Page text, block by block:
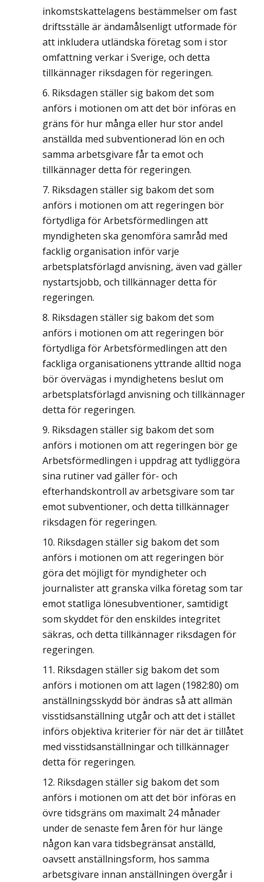
inkomstskattelagens bestämmelser om fast
driftsställe är ändamålsenligt utformade för
att inkludera utländska företag som i stor
omfattning verkar i Sverige, och detta
tillkännager riksdagen för regeringen.
Riksdagen ställer sig bakom det som
anförs i motionen om att det bör införas en
gräns för hur många eller hur stor andel
anställda med subventionerad lön en och
samma arbetsgivare får ta emot och
tillkännager detta för regeringen.
Riksdagen ställer sig bakom det som
anförs i motionen om att regeringen bör
förtydliga för Arbetsförmedlingen att
myndigheten ska genomföra samråd med
facklig organisation inför varje
arbetsplatsförlagd anvisning, även vad gäller
nystartsjobb, och tillkännager detta för
regeringen.
Riksdagen ställer sig bakom det som
anförs i motionen om att regeringen bör
förtydliga för Arbetsförmedlingen att den
fackliga organisationens yttrande alltid noga
bör övervägas i myndighetens beslut om
arbetsplatsförlagd anvisning och tillkännager
detta för regeringen.
Riksdagen ställer sig bakom det som
anförs i motionen om att regeringen bör ge
Arbetsförmedlingen i uppdrag att tydliggöra
sina rutiner vad gäller för- och
efterhandskontroll av arbetsgivare som tar
emot subventioner, och detta tillkännager
riksdagen för regeringen.
Riksdagen ställer sig bakom det som
anförs i motionen om att regeringen bör
göra det möjligt för myndigheter och
journalister att granska vilka företag som tar
emot statliga lönesubventioner, samtidigt
som skyddet för den enskildes integritet
säkras, och detta tillkännager riksdagen för
regeringen.
Riksdagen ställer sig bakom det som
anförs i motionen om att lagen (1982:80) om
anställningsskydd bör ändras så att allmän
visstidsanställning utgår och att det i stället
införs objektiva kriterier för när det är tillåtet
med visstidsanställningar och tillkännager
detta för regeringen.
Riksdagen ställer sig bakom det som
anförs i motionen om att det bör införas en
övre tidsgräns om maximalt 24 månader
under de senaste fem åren för hur länge
någon kan vara tidsbegränsat anställd,
oavsett anställningsform, hos samma
arbetsgivare innan anställningen övergår i